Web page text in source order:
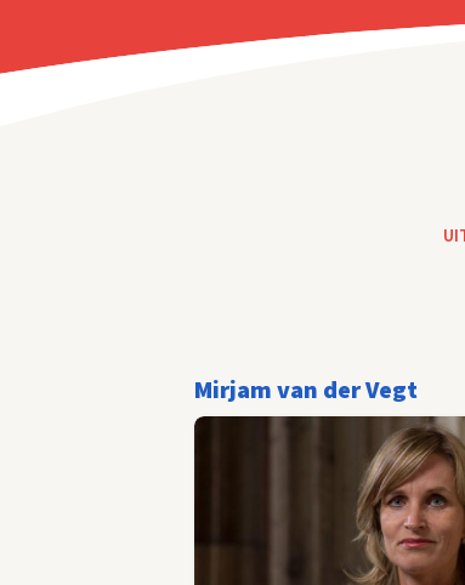
Mirjam van der Vegt